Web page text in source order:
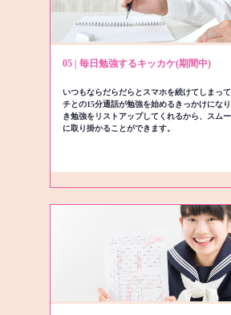
05 | 毎日勉強するキッカケ(期間中)
いつもならだらだらとスマホを続けてしまっ
チとの15分通話が勉強を始めるきっかけにな
き勉強をリストアップしてくれるから、スム
に取り掛かることができます。